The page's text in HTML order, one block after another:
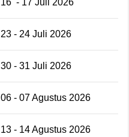
23 - 24 Juli 2026
30 - 31 Juli 2026
06 - 07 Agustus 2026
13 - 14 Agustus 2026